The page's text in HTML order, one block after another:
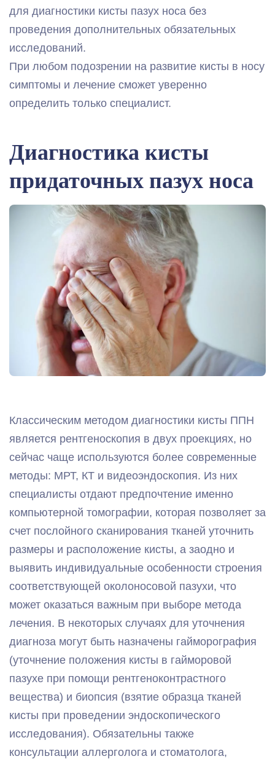
для диагностики кисты пазух носа без
проведения дополнительных обязательных
исследований.
При любом подозрении на развитие кисты в носу
симптомы и лечение сможет уверенно
определить только специалист.
Диагностика кисты
придаточных пазух носа
Классическим методом диагностики кисты ППН
является рентгеноскопия в двух проекциях, но
сейчас чаще используются более современные
методы: МРТ, КТ и видеоэндоскопия. Из них
специалисты отдают предпочтение именно
компьютерной томографии, которая позволяет за
счет послойного сканирования тканей уточнить
размеры и расположение кисты, а заодно и
выявить индивидуальные особенности строения
соответствующей околоносовой пазухи, что
может оказаться важным при выборе метода
лечения. В некоторых случаях для уточнения
диагноза могут быть назначены гайморография
(уточнение положения кисты в гайморовой
пазухе при помощи рентгеноконтрастного
вещества) и биопсия (взятие образца тканей
кисты при проведении эндоскопического
исследования). Обязательны также
консультации аллерголога и стоматолога,